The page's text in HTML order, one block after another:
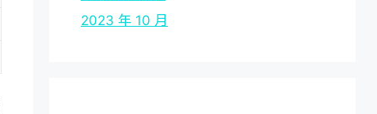
2023 年 10 月